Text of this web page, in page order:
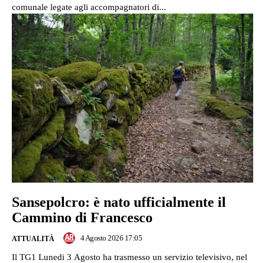
comunale legate agli accompagnatori di...
Sansepolcro: è nato ufficialmente il
Cammino di Francesco
ATTUALITÀ 4 Agosto 2026 17:05
Il TG1 Lunedi 3 Agosto ha trasmesso un servizio televisivo, nel